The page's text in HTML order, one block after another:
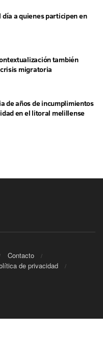
día a quienes participen en
también
migratoria
de años de incumplimientos
en el litoral melillense
Contacto
de privacidad